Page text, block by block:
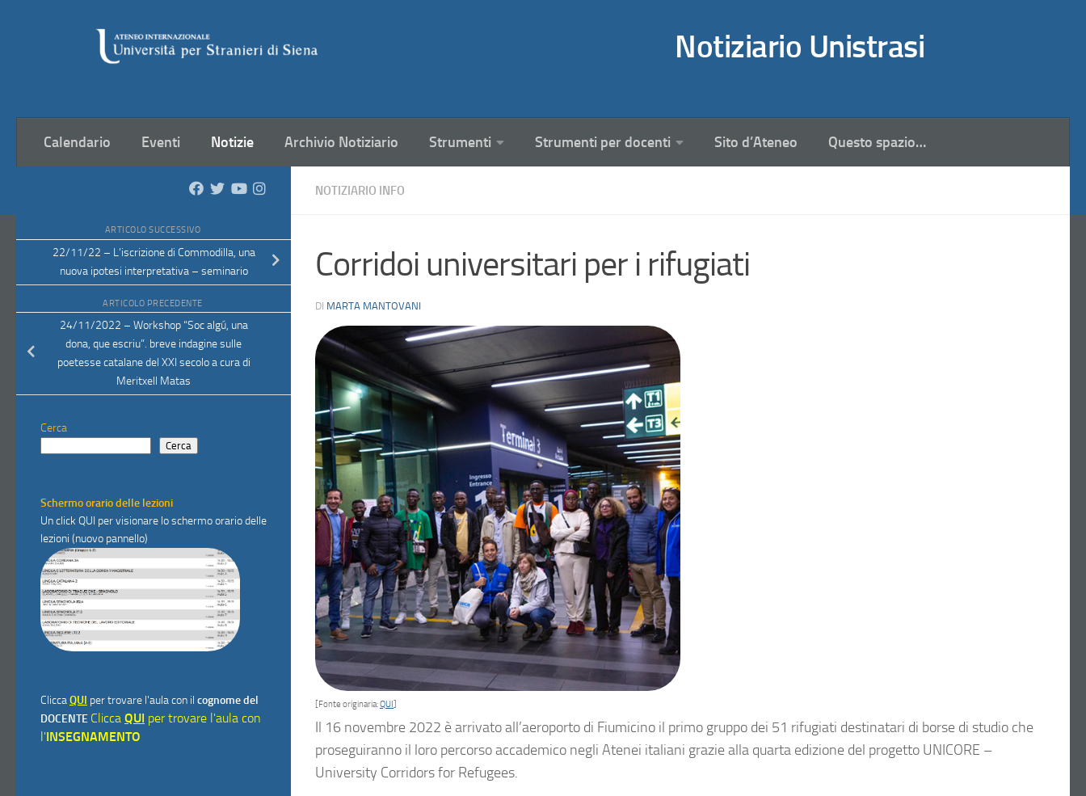
Notiziario Unistrasi
Calendario Eventi Notizie Archivio Notiziario Strumenti Strumenti per docenti Sito d’Ateneo Questo spazio…
NOTIZIARIO INFO
Corridoi universitari per i rifugiati
DI MARTA MANTOVANI
[Fonte originaria:QUI
Il 16 novembre 2022 è arrivato all’aeroporto di Fiumicino il primo gruppo dei 51 rifugiati destinatari di borse di studio che
proseguiranno il loro percorso accademico negli Atenei italiani grazie alla quarta edizione del progetto UNICORE –
University Corridors for Refugees.
ARTICOLO SUCCESSIVO
22/11/22 – L’iscrizione di Commodilla, una
nuova ipotesi interpretativa – seminario
ARTICOLO PRECEDENTE
24/11/2022 – Workshop “Soc algú, una
dona, que escriu”. breve indagine sulle
poetesse catalane del XXI secolo a cura di
Meritxell Matas
Cerca
Cerca
Schermo orario delle lezioni
Un click QUI per visionare lo schermo orario delle
lezioni (nuovo pannello)
CliccaQUI per trovare l'aula con il cognome del
DOCENTE Clicca QUI per trovare l'aula con
l'INSEGNAMENTO